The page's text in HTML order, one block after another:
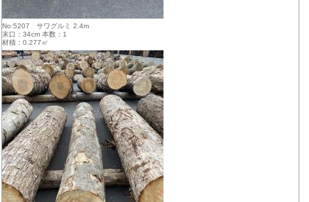
No:5207 サワグルミ 2.4m
末口：34cm 本数：1
材積：0.277㎥